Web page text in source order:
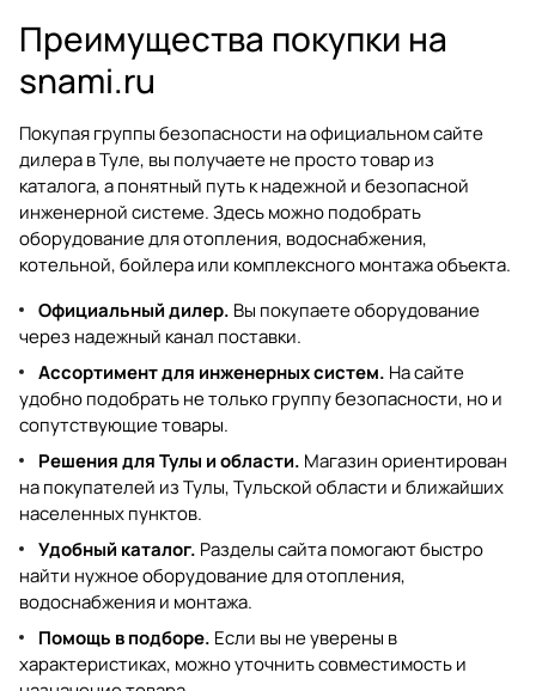
Преимущества покупки на
snami.ru
Покупая группы безопасности на официальном сайте
дилера в Туле, вы получаете не просто товар из
каталога, а понятный путь к надежной и безопасной
инженерной системе. Здесь можно подобрать
оборудование для отопления, водоснабжения,
котельной, бойлера или комплексного монтажа объекта.
Официальный дилер. Вы покупаете оборудование
через надежный канал поставки.
Ассортимент для инженерных систем. На сайте
удобно подобрать не только группу безопасности, но и
сопутствующие товары.
Решения для Тулы и области. Магазин ориентирован
на покупателей из Тулы, Тульской области и ближайших
населенных пунктов.
Удобный каталог. Разделы сайта помогают быстро
найти нужное оборудование для отопления,
водоснабжения и монтажа.
Помощь в подборе. Если вы не уверены в
характеристиках, можно уточнить совместимость и